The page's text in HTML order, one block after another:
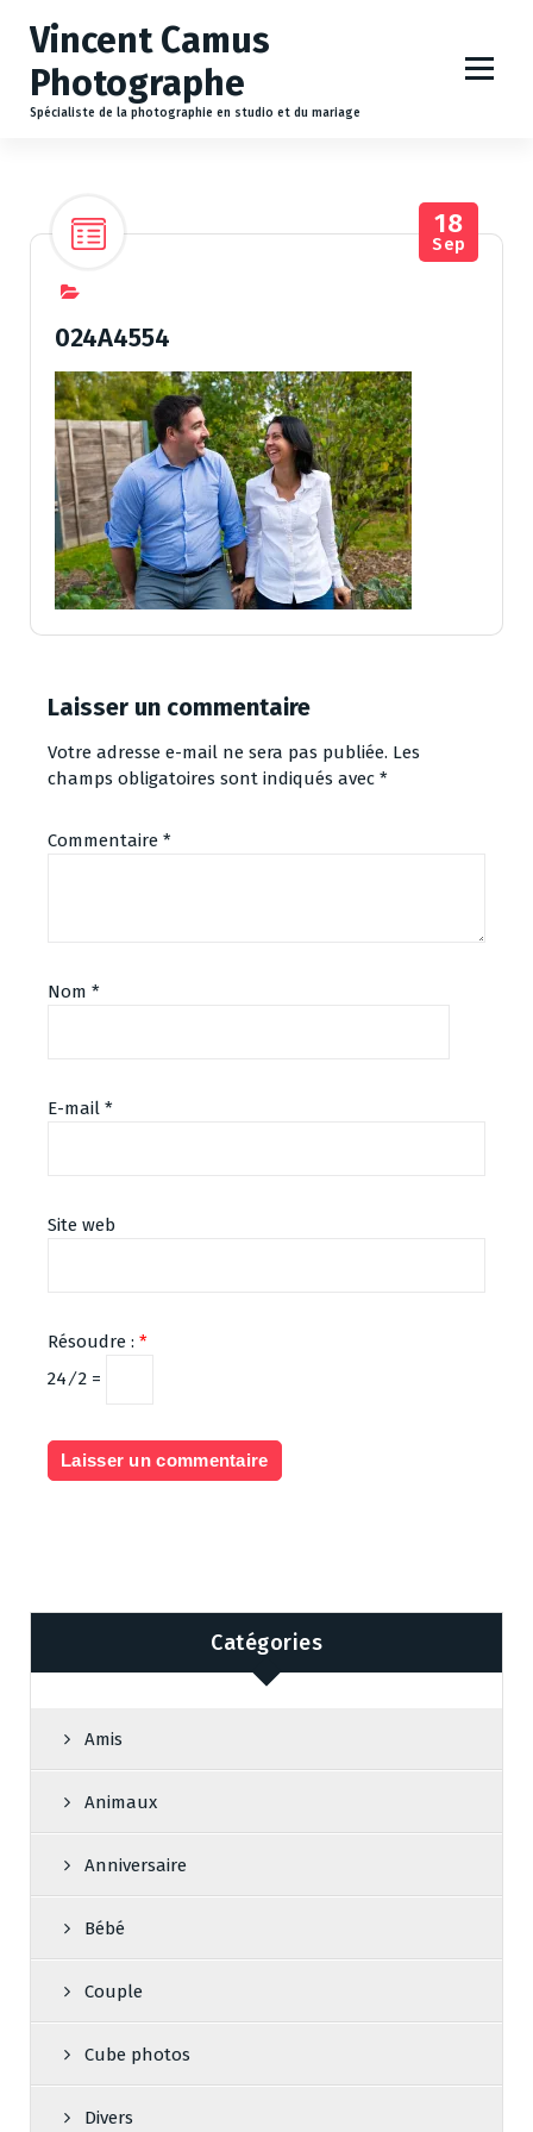
Vincent Camus
Photographe
Spécialiste de la photographie en studio et du mariage
18
Sep
024A4554
Laisser un commentaire
Votre adresse e-mail ne sera pas publiée. Les
champs obligatoires sont indiqués avec *
Commentaire *
Nom *
E-mail *
Site web
Résoudre : *
24 ⁄ 2 =
Catégories
Amis
Animaux
Anniversaire
Bébé
Couple
Cube photos
Divers